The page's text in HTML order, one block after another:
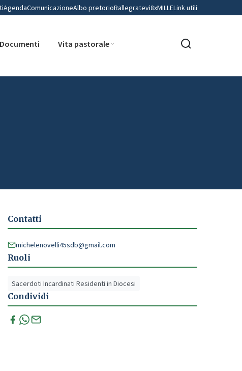
AgendaComunicazioneAlbo pretorioRallegratevi8xMILLELink utili
Documenti Vita pastorale
Contatti
michelenovelli45sdb@gmail.com
Ruoli
Sacerdoti Incardinati Residenti in Diocesi
Condividi